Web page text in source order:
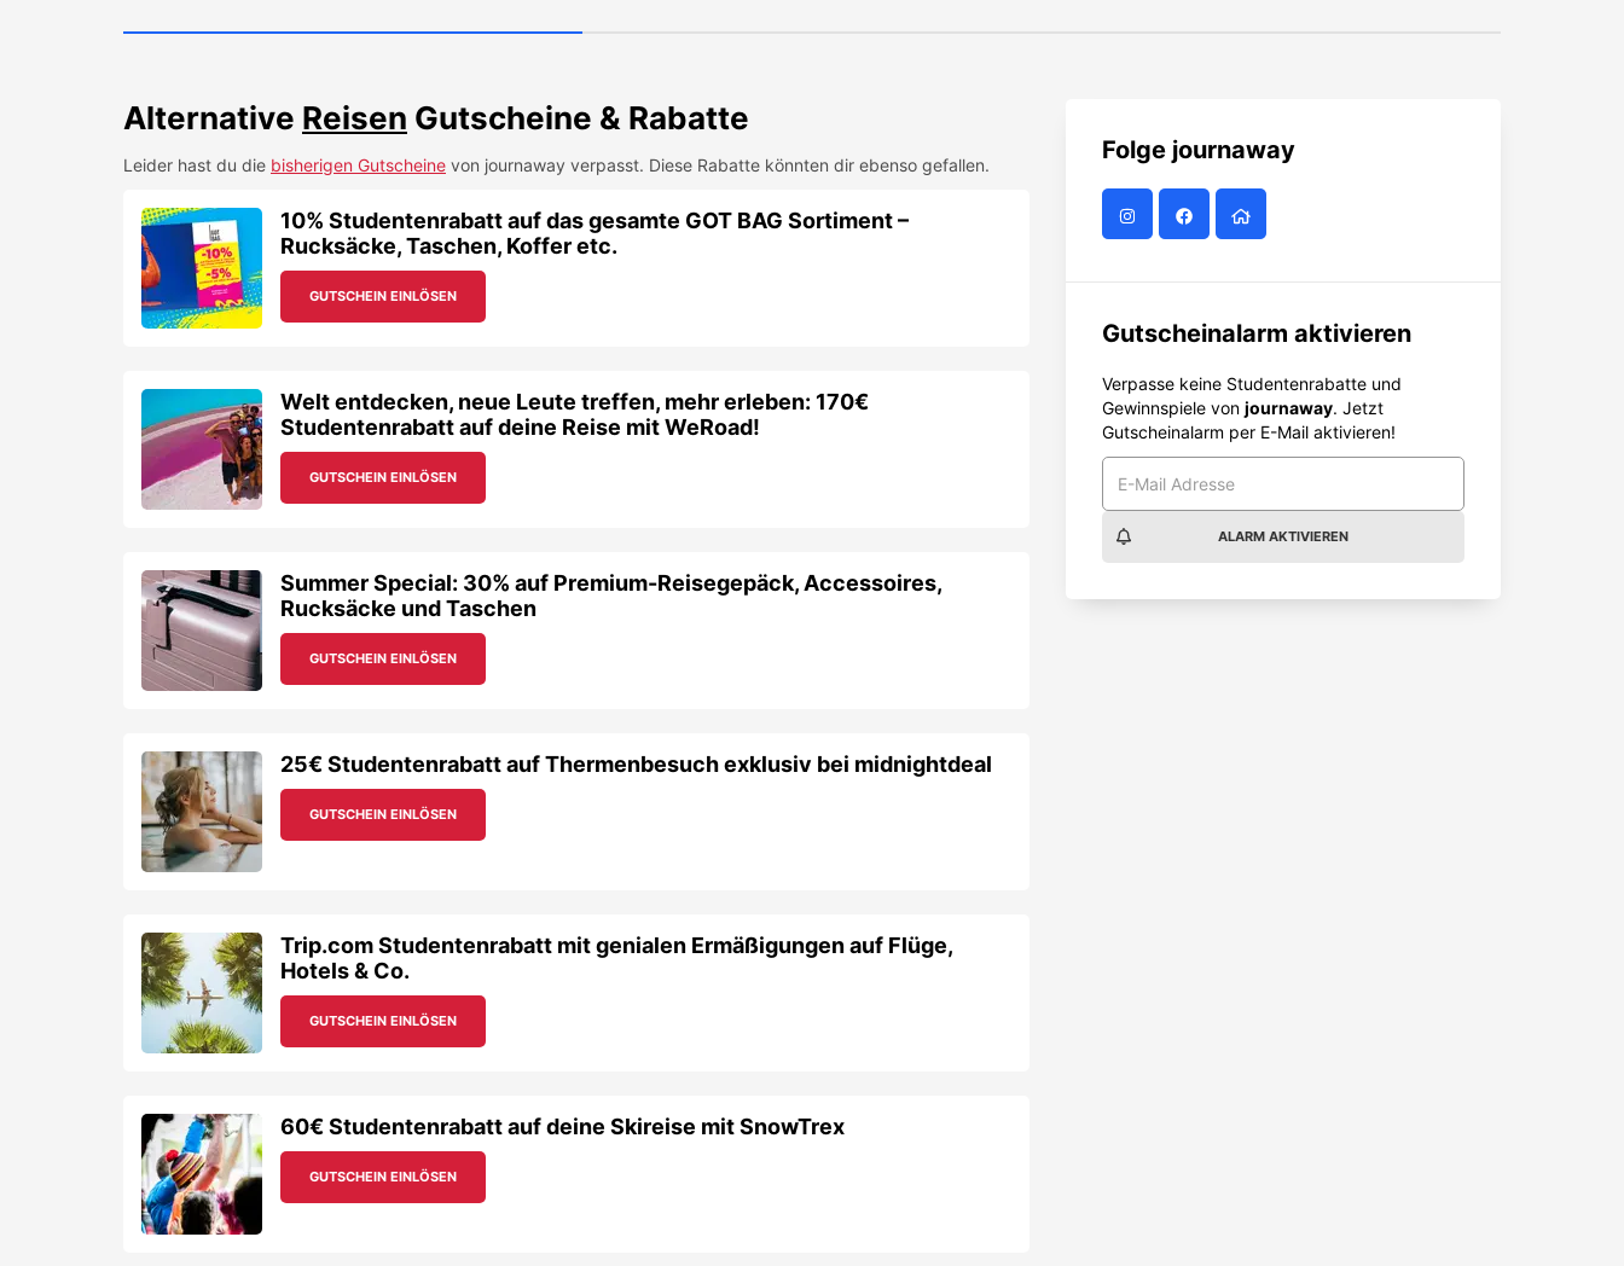
Alternative Reisen Gutscheine & Rabatte
Leider hast du die bisherigen Gutscheine von journaway verpasst. Diese Rabatte könnten dir ebenso gefallen.
10% Studentenrabatt auf das gesamte GOT BAG Sortiment –
Rucksäcke, Taschen, Koffer etc.
GUTSCHEIN EINLÖSEN
Welt entdecken, neue Leute treffen, mehr erleben: 170€
Studentenrabatt auf deine Reise mit WeRoad!
GUTSCHEIN EINLÖSEN
Summer Special: 30% auf Premium-Reisegepäck, Accessoires,
Rucksäcke und Taschen
GUTSCHEIN EINLÖSEN
25€ Studentenrabatt auf Thermenbesuch exklusiv bei midnightdeal
GUTSCHEIN EINLÖSEN
Trip.com Studentenrabatt mit genialen Ermäßigungen auf Flüge,
Hotels & Co.
GUTSCHEIN EINLÖSEN
60€ Studentenrabatt auf deine Skireise mit SnowTrex
GUTSCHEIN EINLÖSEN
Folge journaway
Gutscheinalarm aktivieren
Verpasse keine Studentenrabatte und
Gewinnspiele von journaway. Jetzt
Gutscheinalarm per E-Mail aktivieren!
ALARM AKTIVIEREN